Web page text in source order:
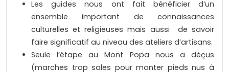
Les guides nous ont fait bénéficier d’un
ensemble important de connaissances
culturelles et religieuses mais aussi de savoir
faire significatif au niveau des ateliers d’artisans.
Seule l’étape au Mont Popa nous a déçus
(marches trop sales pour monter pieds nus à